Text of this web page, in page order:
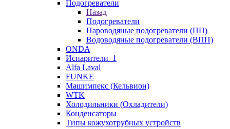
Подогреватели
Назад
Подогреватели
Пароводяные подогреватели (ПП)
Водоводяные подогреватели (ВПП)
ONDA
Испарители_1
Alfa Laval
FUNKE
Машимпекс (Кельвион)
WTK
Холодильники (Охладители)
Конденсаторы
Типы кожухотрубных устройств